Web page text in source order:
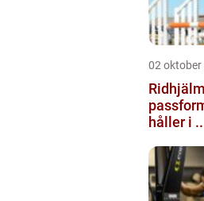
02 oktober
håller i